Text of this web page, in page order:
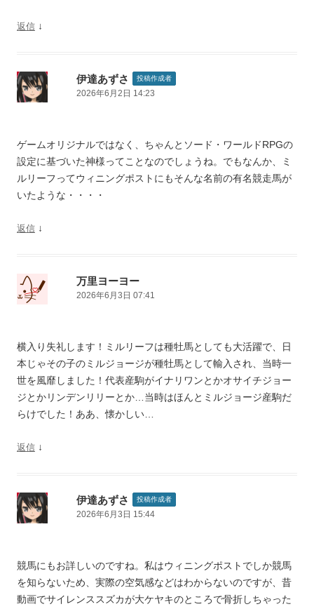
返信 ↓
伊達あずさ 投稿作成者
2026年6月2日 14:23
ゲームオリジナルではなく、ちゃんとソード・ワールドRPGの
設定に基づいた神様ってことなのでしょうね。でもなんか、ミ
ルリーフってウィニングポストにもそんな名前の有名競走馬が
いたような・・・・
返信 ↓
万里ヨーヨー
2026年6月3日 07:41
横入り失礼します！ミルリーフは種牡馬としても大活躍で、日
本じゃその子のミルジョージが種牡馬として輸入され、当時一
世を風靡しました！代表産駒がイナリワンとかオサイチジョー
ジとかリンデンリリーとか…当時はほんとミルジョージ産駒だ
らけでした！ああ、懐かしい…
返信 ↓
伊達あずさ 投稿作成者
2026年6月3日 15:44
競馬にもお詳しいのですね。私はウィニングポストでしか競馬
を知らないため、実際の空気感などはわからないのですが、昔
動画でサイレンススズカが大ケヤキのところで骨折しちゃった